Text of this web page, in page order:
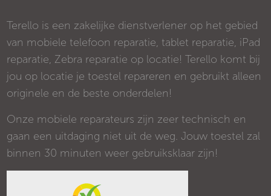
Terello is een zakelijke dienstverlener op het gebied
van mobiele telefoon reparatie, tablet reparatie, iPad
reparatie, Zebra reparatie op locatie! Terello komt bij
jou op locatie je toestel repareren en gebruikt alleen
originele en de beste onderdelen!
Onze mobiele reparateurs zijn zeer technisch en
gaan een uitdaging niet uit de weg. Jouw toestel zal
binnen 30 minuten weer gebruiksklaar zijn!